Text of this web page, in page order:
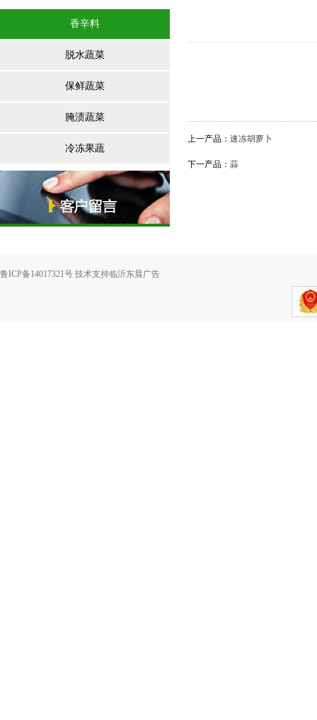
香辛料
脱水蔬菜
保鲜蔬菜
腌渍蔬菜
冷冻果蔬
上一产品 ： 速冻胡萝卜
下一产品 ： 蒜
鲁ICP备14017321号 技术支持临沂东晨广告